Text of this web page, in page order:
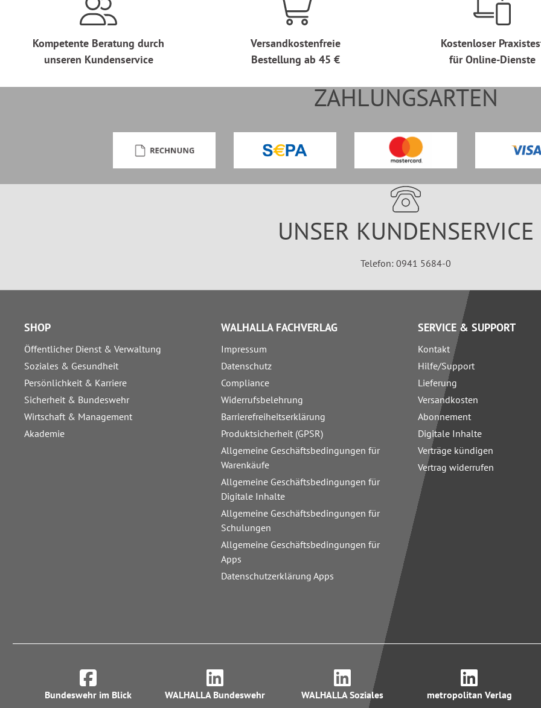
Kompetente Beratung durch
unseren Kundenservice
Versandkostenfreie
Bestellung ab 45 €
Kostenloser
für Online-Dienste
ZAHLUNGSARTEN
UNSER KUNDENSERVICE
Telefon: 0941 5684-0
SHOP
Öffentlicher Dienst & Verwaltung
Soziales & Gesundheit
Persönlichkeit & Karriere
Sicherheit & Bundeswehr
Wirtschaft & Management
Akademie
WALHALLA FACHVERLAG
Impressum
Datenschutz
Compliance
Widerrufsbelehrung
Barrierefreiheitserklärung
Produktsicherheit (GPSR)
Allgemeine Geschäftsbedingungen für
Warenkäufe
Allgemeine Geschäftsbedingungen für
Digitale Inhalte
Allgemeine Geschäftsbedingungen für
Schulungen
Allgemeine Geschäftsbedingungen für
Apps
Datenschutzerklärung Apps
SERVICE & SUPPORT
Kontakt
Hilfe/Support
Lieferung
Versandkosten
Abonnement
Digitale Inhalte
Verträge kündigen
Vertrag widerrufen
Bundeswehr im Blick WALHALLA Bundeswehr WALHALLA Soziales metropolitan Verlag